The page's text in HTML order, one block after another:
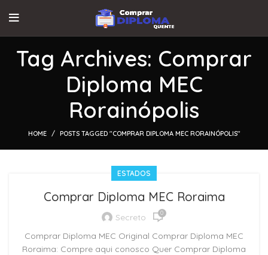
Tag Archives: Comprar
Diploma MEC
Rorainópolis
HOME POSTS TAGGED "COMPRAR DIPLOMA MEC RORAINÓPOLIS"
ESTADOS
Comprar Diploma MEC Roraima
Secreto 0
Comprar Diploma MEC Original Comprar Diploma MEC
Roraima: Compre aqui conosco Quer Comprar Diploma